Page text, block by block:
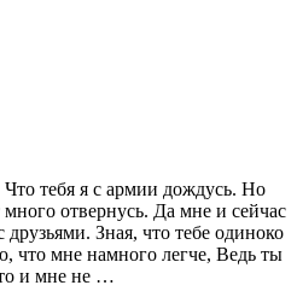
тебя я с армии дождусь. Но
отвернусь. Да мне и сейчас
друзьями. Зная, что тебе одиноко
что мне намного легче, Ведь ты
и мне не …